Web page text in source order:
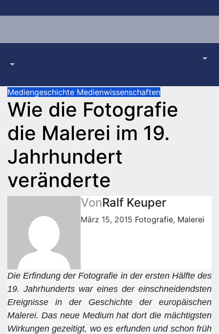
Inhalt
Mediengeschichte Medienwissenschaften
Wie die Fotografie
die Malerei im 19.
Jahrhundert
veränderte
VonRalf Keuper
März 15, 2015 Fotografie, Malerei
Die Erfindung der Fotografie in der ersten Hälfte des
19. Jahrhunderts war eines der einschneidendsten
Ereignisse in der Geschichte der europäischen
Malerei. Das neue Medium hat dort die mächtigsten
Wirkungen gezeitigt, wo es erfunden und schon früh